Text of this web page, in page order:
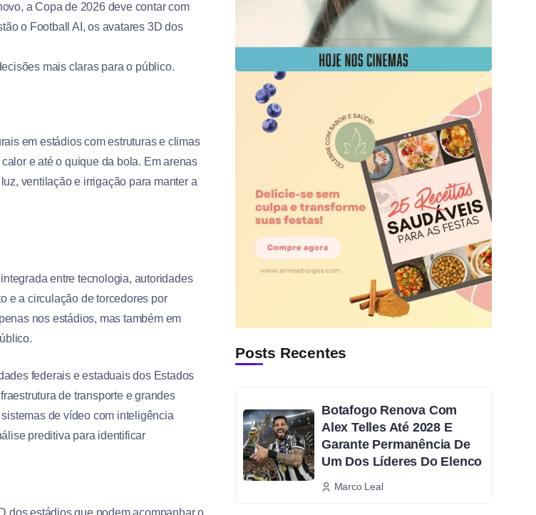
a Copa de 2026 deve contar com
o Football AI, os avatares 3D dos
mais claras para o público.
em estádios com estruturas e climas
e até o quique da bola. Em arenas
ventilação e irrigação para manter a
entre tecnologia, autoridades
e a circulação de torcedores por
nos estádios, mas também em
federais e estaduais dos Estados
de transporte e grandes
de vídeo com inteligência
preditiva para identificar
Posts Recentes
Botafogo Renova Com
Alex Telles Até 2028 E
Garante Permanência De
Um Dos Líderes Do Elenco
Marco Leal